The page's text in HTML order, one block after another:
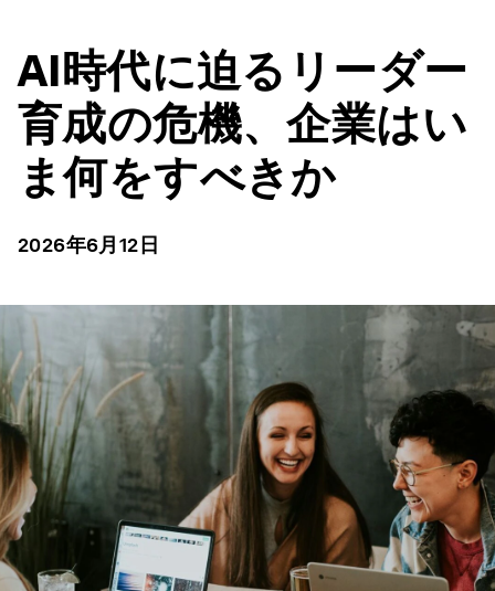
AI時代に迫るリーダー
育成の危機、企業はい
ま何をすべきか
2026年6月12日